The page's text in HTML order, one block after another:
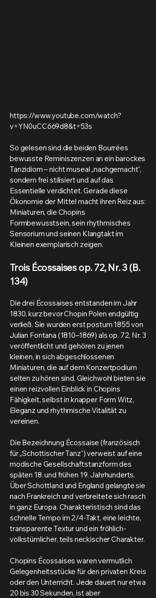
https://www.youtube.com/watch?
v=YN0uCC669d8&t=53s
So gelesen sind die beiden Bourrées
bewusste Reminiszenzen an ein barockes
Tanzidiom – nicht museal „nachgemacht“,
sondern frei stilisiert und auf das
Essentielle verdichtet. Gerade diese
Ökonomie der Mittel macht ihren Reiz aus:
Miniaturen, die Chopins
Formbewusstsein, sein rhythmisches
Sensorium und seinen Klangtakt im
Kleinen exemplarisch zeigen.
Trois Écossaises op. 72, Nr. 3 (B.
134)
Die drei Écossaises entstanden im Jahr
1830, kurz bevor Chopin Polen endgültig
verließ. Sie wurden erst postum 1855 von
Julian Fontana (1810–1869) als op. 72, Nr. 3
veröffentlicht und gehören zu jenen
kleinen, in sich abgeschlossenen
Miniaturen, die auf dem Konzertpodium
selten zu hören sind. Gleichwohl bieten sie
einen reizvollen Einblick in Chopins
Fähigkeit, selbst in knapper Form Witz,
Eleganz und rhythmische Vitalität zu
vereinen.
Die Bezeichnung Écossaise (französisch
für „Schottischer Tanz“) verweist auf eine
modische Gesellschaftstanzform des
späten 18. und frühen 19. Jahrhunderts.
Über Schottland und England gelangte sie
nach Frankreich und verbreitete sich rasch
in ganz Europa. Charakteristisch sind das
schnelle Tempo im 2/4-Takt, eine leichte,
transparente Textur und ein fröhlich-
volkstümlicher, teils neckischer Charakter.
Chopins Écossaises waren vermutlich
Gelegenheitsstücke für den privaten Kreis
oder den Unterricht. Jede dauert nur etwa
20 bis 30 Sekunden, ist aber